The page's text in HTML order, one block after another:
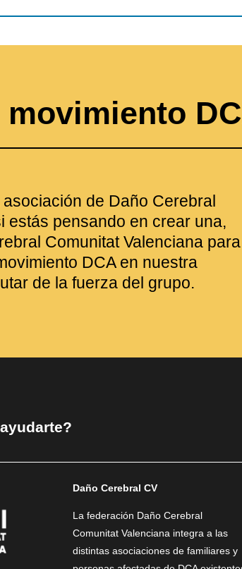
movimiento
de Daño Cerebral
estás pensando en crear una,
Comunitat Valenciana para
DCA en nuestra
de la fuerza del grupo.
Daño Cerebral CV
La federación Daño Cerebral
Comunitat Valenciana integra a las
distintas asociaciones de familiares y